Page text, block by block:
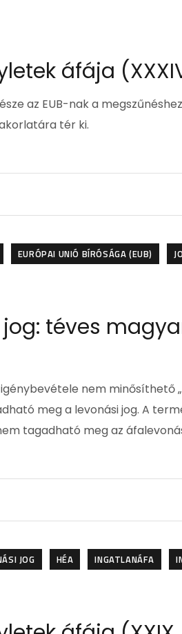
áfája
az EUB-nak a
tér ki.
EURÓPAI UNIÓ BÍRÓSÁGA (EUB)
téves
nem minősíthető
meg a levonási jog. A
tagadható meg az
JOG HÉA INGATLANÁFA